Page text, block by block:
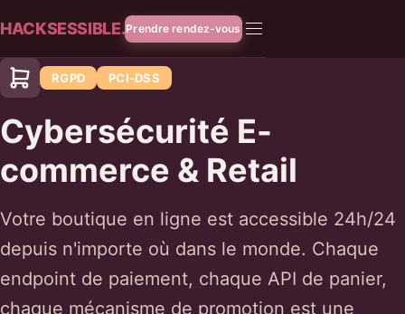
HACKSESSIBLE.Prendre rendez-vous
RGPD PCI-DSS
Cybersécurité E-
commerce & Retail
Votre boutique en ligne est accessible 24h/24
depuis n'importe où dans le monde. Chaque
endpoint de paiement, chaque API de panier,
chaque mécanisme de promotion est une